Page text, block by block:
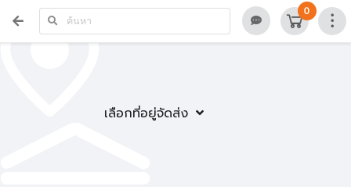
เลือกที่อยู่จัดส่ง
0